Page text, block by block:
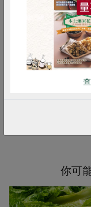
熟
透。
2.
用
辣
放
盤
你可
雞蛋 食安